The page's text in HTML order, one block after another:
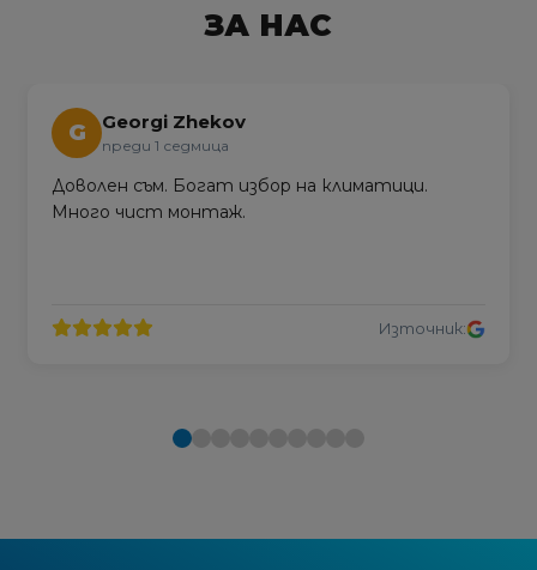
ЗА НАС
G Georgi Zhekov
преди 1 седмица
Доволен съм. Богат избор на климатици.
Много чист монтаж.
Източник: